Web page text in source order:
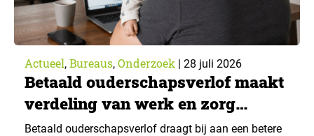
Actueel, Bureaus, Onderzoek | 28 juli 2026
Betaald ouderschapsverlof maakt
verdeling van werk en zorg
gelijker
Betaald ouderschapsverlof draagt bij aan een betere